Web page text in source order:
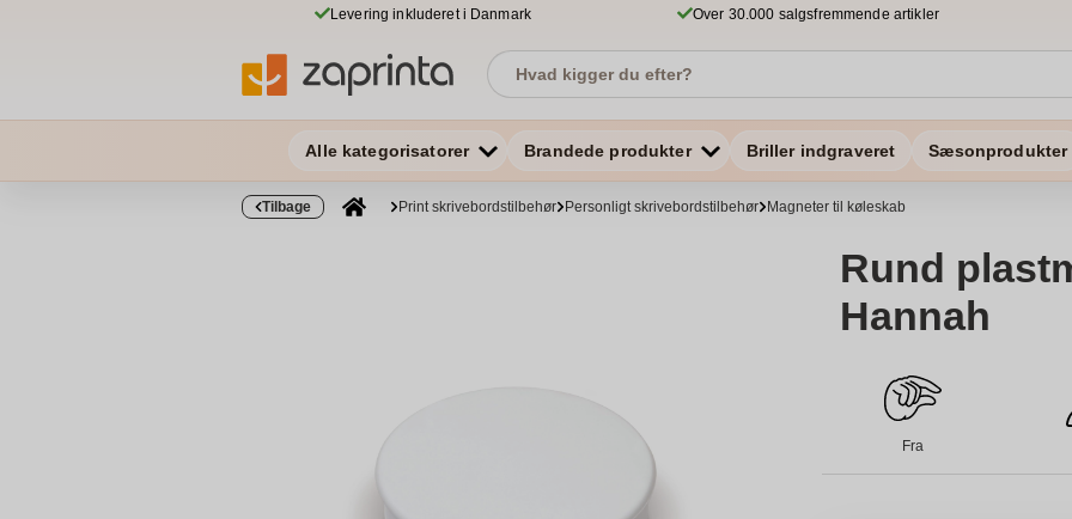
Levering inkluderet i Danmark Over 30.000 salgsfremmende artikler
Alle kategorisatorer Brandede produkter Briller indgraveret Sæsonprodukter
Tilbage Print skrivebordstilbehør Personligt skrivebordstilbehør Magneter til køleskab
Rund
Hannah
Fra